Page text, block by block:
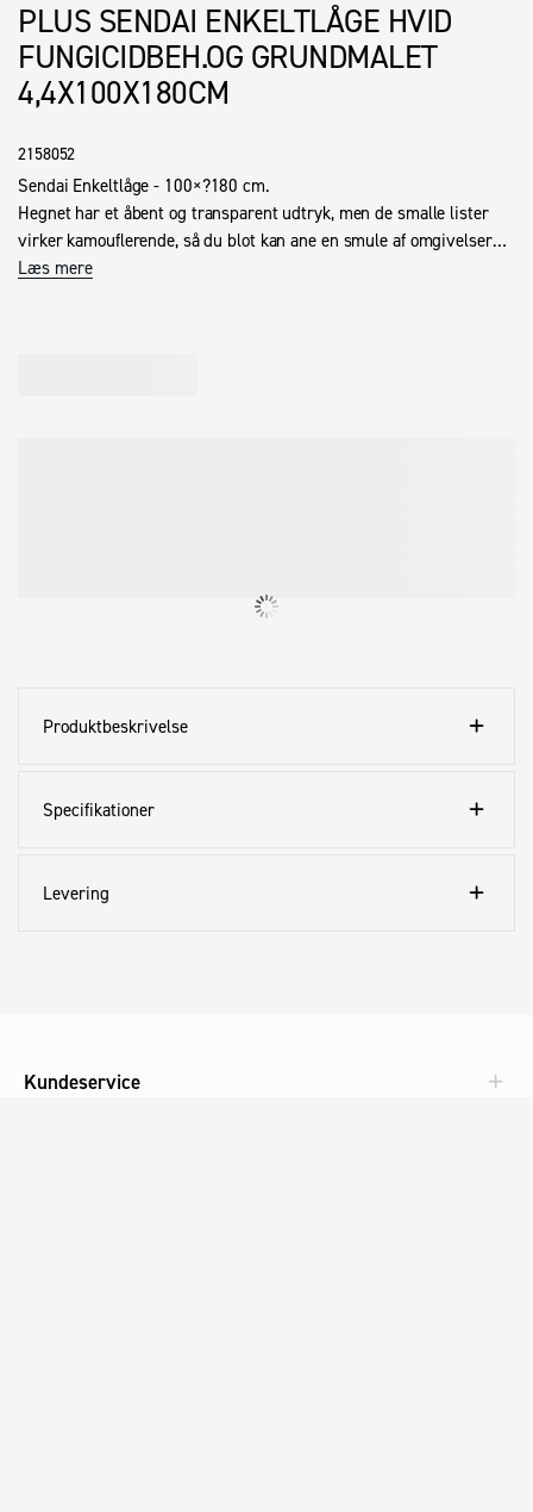
PLUS SENDAI ENKELTLÅGE HVID
FUNGICIDBEH.OG GRUNDMALET
4,4X100X180CM
2158052
Sendai Enkeltlåge - 100×?180 cm.
Hegnet har et åbent og transparent udtryk, men de smalle lister
virker kamouflerende, så du blot kan ane en smule af omgivelserne
gennem hegnet. Samtidigt lukkes lyset ind og skaber et smukt
Læs mere
Produktbeskrivelse
Specifikationer
Levering
Kundeservice